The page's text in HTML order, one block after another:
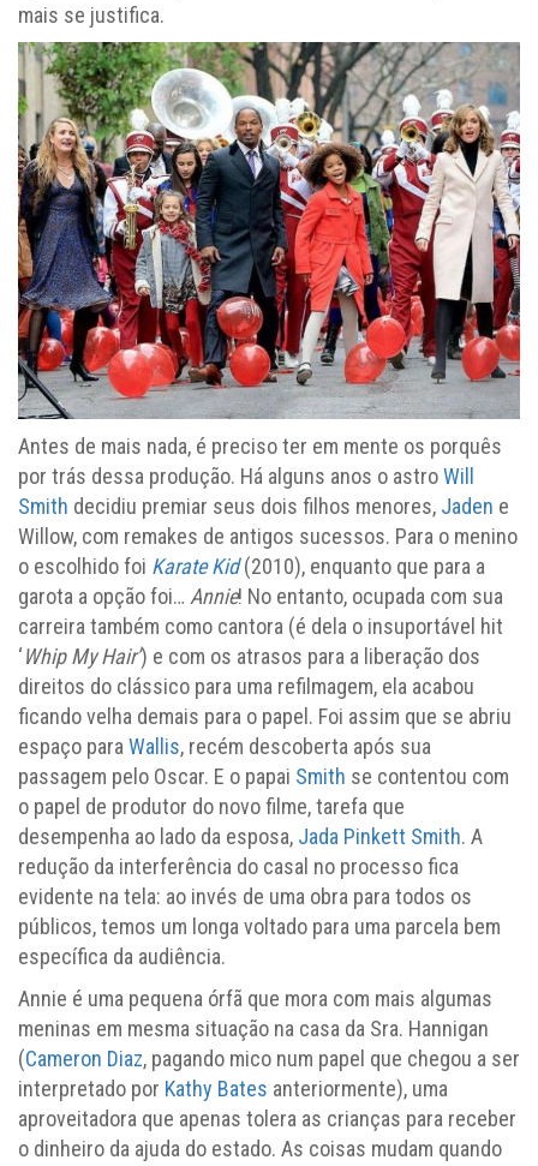
mais se justifica.
Antes de mais nada, é preciso ter em mente os porquês
por trás dessa produção. Há alguns anos o astroWill
Smith decidiu premiar seus dois filhos menores, Jaden e
Willow, com remakes de antigos sucessos. Para o menino
o escolhido foi Karate Kid(2010), enquanto que para a
garota a opção foi… Annie! No entanto, ocupada com sua
carreira também como cantora (é dela o insuportável hit
‘Whip My Hair’) e com os atrasos para a liberação dos
direitos do clássico para uma refilmagem, ela acabou
ficando velha demais para o papel. Foi assim que se abriu
espaço para Wallis, recém descoberta após sua
passagem pelo Oscar. E o papai Smith se contentou com
o papel de produtor do novo filme, tarefa que
desempenha ao lado da esposa, Jada Pinkett Smith. A
redução da interferência do casal no processo fica
evidente na tela: ao invés de uma obra para todos os
públicos, temos um longa voltado para uma parcela bem
específica da audiência.
Annie é uma pequena órfã que mora com mais algumas
meninas em mesma situação na casa da Sra. Hannigan
(Cameron Diaz, pagando mico num papel que chegou a ser
interpretado por Kathy Bates anteriormente), uma
aproveitadora que apenas tolera as crianças para receber
o dinheiro da ajuda do estado. As coisas mudam quando